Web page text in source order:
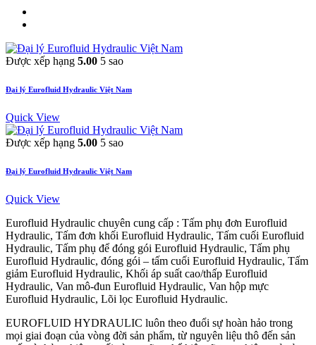
Được xếp hạng 5.00 5 sao
Đại lý Eurofluid Hydraulic Việt Nam
Quick View
Được xếp hạng 5.00 5 sao
Đại lý Eurofluid Hydraulic Việt Nam
Quick View
Eurofluid Hydraulic chuyên cung cấp : Tấm phụ đơn Eurofluid
Hydraulic, Tấm đơn khối Eurofluid Hydraulic, Tấm cuối Eurofluid
Hydraulic, Tấm phụ để đóng gói Eurofluid Hydraulic, Tấm phụ
Eurofluid Hydraulic, đóng gói – tấm cuối Eurofluid Hydraulic, Tấm
giảm Eurofluid Hydraulic, Khối áp suất cao/thấp Eurofluid
Hydraulic, Van mô-đun Eurofluid Hydraulic, Van hộp mực
Eurofluid Hydraulic, Lõi lọc Eurofluid Hydraulic.
EUROFLUID HYDRAULIC luôn theo đuổi sự hoàn hảo trong
mọi giai đoạn của vòng đời sản phẩm, từ nguyên liệu thô đến sản